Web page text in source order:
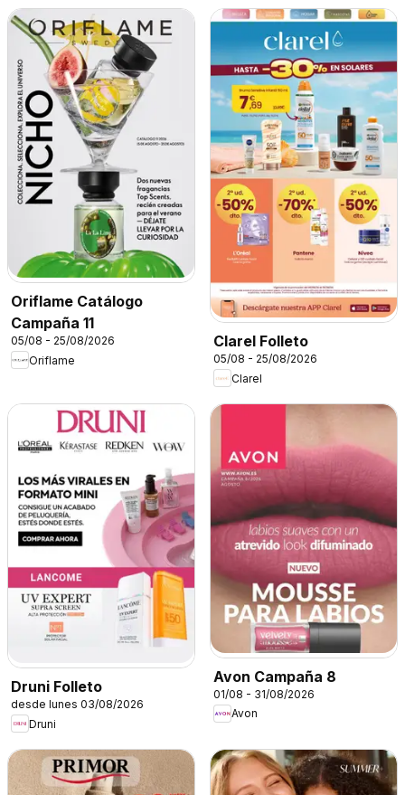
Oriflame Catálogo
Campaña 11
05/08 - 25/08/2026
Oriflame
Clarel Folleto
05/08 - 25/08/2026
Clarel
Druni Folleto
desde lunes 03/08/2026
Druni
Avon Campaña 8
01/08 - 31/08/2026
Avon